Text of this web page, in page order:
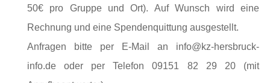
50€ pro Gruppe und Ort). Auf Wunsch wird eine
Rechnung und eine Spendenquittung ausgestellt.
Anfragen bitte per E-Mail an info@kz-hersbruck-
info.de oder per Telefon 09151 82 29 20 (mit